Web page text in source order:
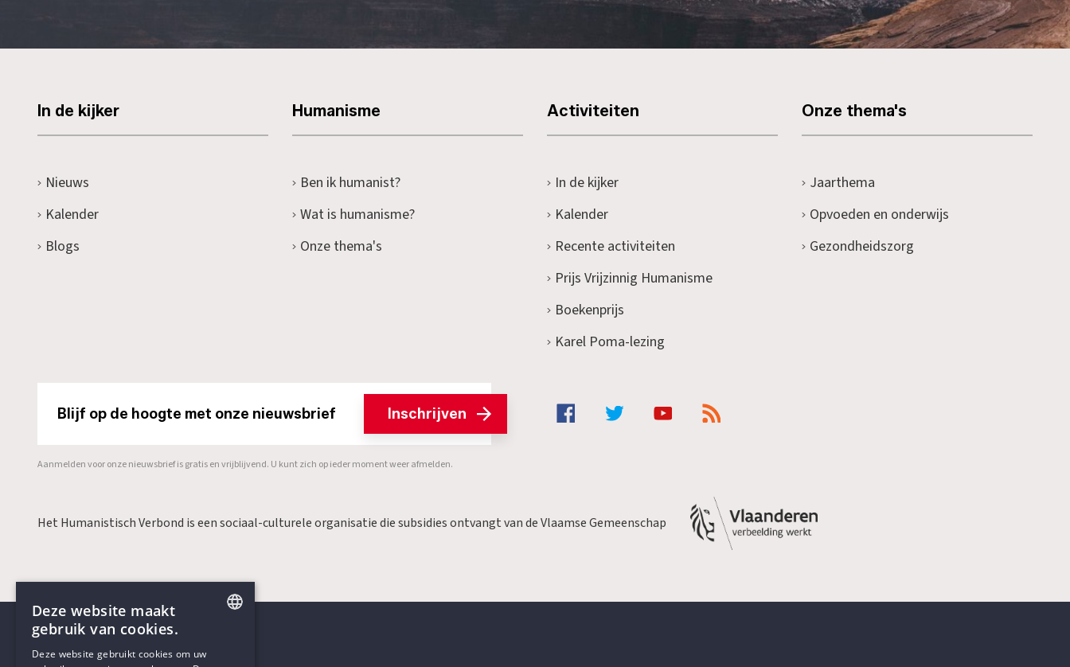
In de kijker
Nieuws
Kalender
Blogs
Humanisme
Ben ik humanist?
Wat is humanisme?
Onze thema's
Activiteiten
In de kijker
Kalender
Recente activiteiten
Prijs Vrijzinnig Humanisme
Boekenprijs
Karel Poma-lezing
Onze thema's
Jaarthema
Opvoeden en onderwijs
Gezondheidszorg
Blijf op de hoogte met onze nieuwsbrief Inschrijven
Aanmelden voor onze nieuwsbrief is gratis en vrijblijvend. U kunt zich op ieder moment weer afmelden.
Het Humanistisch Verbond is een sociaal-culturele organisatie die subsidies ontvangt van de Vlaamse Gemeenschap
Deze website maakt
gebruik van cookies.
Deze website gebruikt cookies om uw